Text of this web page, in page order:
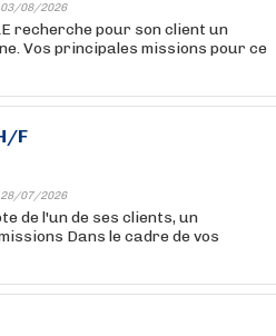
03/08/2026
recherche pour son client un
Vos principales missions pour ce
F
28/07/2026
de l'un de ses clients, un
Dans le cadre de vos